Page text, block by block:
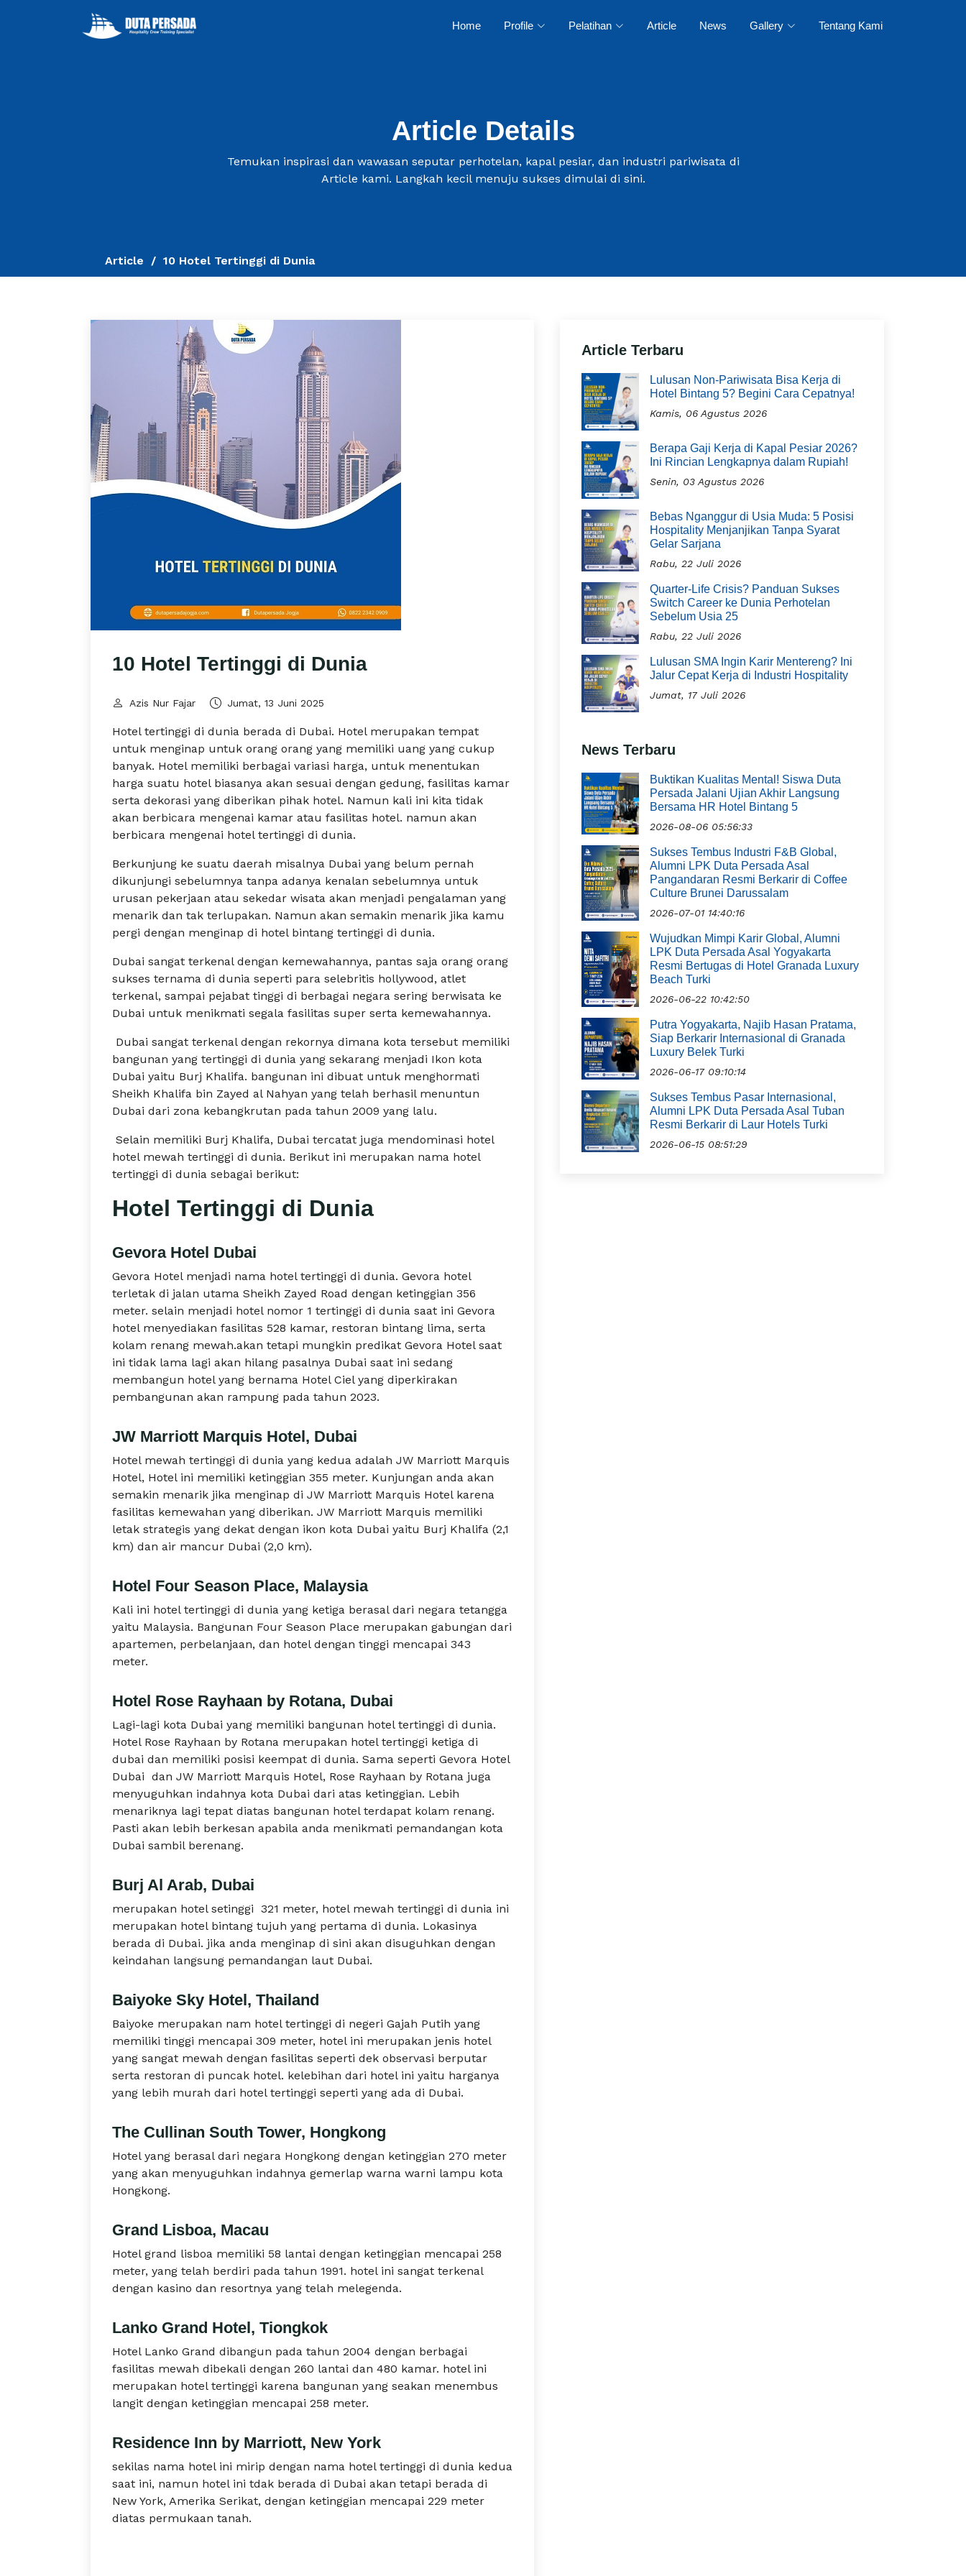
Home Profile Pelatihan Article News Gallery Tentang Kami
Article Details
Temukan inspirasi dan wawasan seputar perhotelan, kapal pesiar, dan industri pariwisata di
Article kami. Langkah kecil menuju sukses dimulai di sini.
Article 10 Hotel Tertinggi di Dunia
10 Hotel Tertinggi di Dunia
Azis Nur Fajar Jumat, 13 Juni 2025
Hotel tertinggi di dunia berada di Dubai. Hotel merupakan tempat
untuk menginap untuk orang orang yang memiliki uang yang cukup
banyak. Hotel memiliki berbagai variasi harga, untuk menentukan
harga suatu hotel biasanya akan sesuai dengan gedung, fasilitas kamar
serta dekorasi yang diberikan pihak hotel. Namun kali ini kita tidak
akan berbicara mengenai kamar atau fasilitas hotel. namun akan
berbicara mengenai hotel tertinggi di dunia.
Berkunjung ke suatu daerah misalnya Dubai yang belum pernah
dikunjungi sebelumnya tanpa adanya kenalan sebelumnya untuk
urusan pekerjaan atau sekedar wisata akan menjadi pengalaman yang
menarik dan tak terlupakan. Namun akan semakin menarik jika kamu
pergi dengan menginap di hotel bintang tertinggi di dunia.
Dubai sangat terkenal dengan kemewahannya, pantas saja orang orang
sukses ternama di dunia seperti para selebritis hollywood, atlet
terkenal, sampai pejabat tinggi di berbagai negara sering berwisata ke
Dubai untuk menikmati segala fasilitas super serta kemewahannya.
Dubai sangat terkenal dengan rekornya dimana kota tersebut memiliki
bangunan yang tertinggi di dunia yang sekarang menjadi Ikon kota
Dubai yaitu Burj Khalifa. bangunan ini dibuat untuk menghormati
Sheikh Khalifa bin Zayed al Nahyan yang telah berhasil menuntun
Dubai dari zona kebangkrutan pada tahun 2009 yang lalu.
Selain memiliki Burj Khalifa, Dubai tercatat juga mendominasi hotel
hotel mewah tertinggi di dunia. Berikut ini merupakan nama hotel
tertinggi di dunia sebagai berikut:
Hotel Tertinggi di Dunia
Gevora Hotel Dubai
Gevora Hotel menjadi nama hotel tertinggi di dunia. Gevora hotel
terletak di jalan utama Sheikh Zayed Road dengan ketinggian 356
meter. selain menjadi hotel nomor 1 tertinggi di dunia saat ini Gevora
hotel menyediakan fasilitas 528 kamar, restoran bintang lima, serta
kolam renang mewah.akan tetapi mungkin predikat Gevora Hotel saat
ini tidak lama lagi akan hilang pasalnya Dubai saat ini sedang
membangun hotel yang bernama Hotel Ciel yang diperkirakan
pembangunan akan rampung pada tahun 2023.
JW Marriott Marquis Hotel, Dubai
Hotel mewah tertinggi di dunia yang kedua adalah JW Marriott Marquis
Hotel, Hotel ini memiliki ketinggian 355 meter. Kunjungan anda akan
semakin menarik jika menginap di JW Marriott Marquis Hotel karena
fasilitas kemewahan yang diberikan. JW Marriott Marquis memiliki
letak strategis yang dekat dengan ikon kota Dubai yaitu Burj Khalifa (2,1
km) dan air mancur Dubai (2,0 km).
Hotel Four Season Place, Malaysia
Kali ini hotel tertinggi di dunia yang ketiga berasal dari negara tetangga
yaitu Malaysia. Bangunan Four Season Place merupakan gabungan dari
apartemen, perbelanjaan, dan hotel dengan tinggi mencapai 343
meter.
Hotel Rose Rayhaan by Rotana, Dubai
Lagi-lagi kota Dubai yang memiliki bangunan hotel tertinggi di dunia.
Hotel Rose Rayhaan by Rotana merupakan hotel tertinggi ketiga di
dubai dan memiliki posisi keempat di dunia. Sama seperti Gevora Hotel
Dubai dan JW Marriott Marquis Hotel, Rose Rayhaan by Rotana juga
menyuguhkan indahnya kota Dubai dari atas ketinggian. Lebih
menariknya lagi tepat diatas bangunan hotel terdapat kolam renang.
Pasti akan lebih berkesan apabila anda menikmati pemandangan kota
Dubai sambil berenang.
Burj Al Arab, Dubai
merupakan hotel setinggi 321 meter, hotel mewah tertinggi di dunia ini
merupakan hotel bintang tujuh yang pertama di dunia. Lokasinya
berada di Dubai. jika anda menginap di sini akan disuguhkan dengan
keindahan langsung pemandangan laut Dubai.
Baiyoke Sky Hotel, Thailand
Baiyoke merupakan nam hotel tertinggi di negeri Gajah Putih yang
memiliki tinggi mencapai 309 meter, hotel ini merupakan jenis hotel
yang sangat mewah dengan fasilitas seperti dek observasi berputar
serta restoran di puncak hotel. kelebihan dari hotel ini yaitu harganya
yang lebih murah dari hotel tertinggi seperti yang ada di Dubai.
The Cullinan South Tower, Hongkong
Hotel yang berasal dari negara Hongkong dengan ketinggian 270 meter
yang akan menyuguhkan indahnya gemerlap warna warni lampu kota
Hongkong.
Grand Lisboa, Macau
Hotel grand lisboa memiliki 58 lantai dengan ketinggian mencapai 258
meter, yang telah berdiri pada tahun 1991. hotel ini sangat terkenal
dengan kasino dan resortnya yang telah melegenda.
Lanko Grand Hotel, Tiongkok
Hotel Lanko Grand dibangun pada tahun 2004 dengan berbagai
fasilitas mewah dibekali dengan 260 lantai dan 480 kamar. hotel ini
merupakan hotel tertinggi karena bangunan yang seakan menembus
langit dengan ketinggian mencapai 258 meter.
Residence Inn by Marriott, New York
sekilas nama hotel ini mirip dengan nama hotel tertinggi di dunia kedua
saat ini, namun hotel ini tdak berada di Dubai akan tetapi berada di
New York, Amerika Serikat, dengan ketinggian mencapai 229 meter
diatas permukaan tanah.
Article Terbaru
Lulusan Non-Pariwisata Bisa Kerja di
Hotel Bintang 5? Begini Cara Cepatnya!
Kamis, 06 Agustus 2026
Berapa Gaji Kerja di Kapal Pesiar 2026?
Ini Rincian Lengkapnya dalam Rupiah!
Senin, 03 Agustus 2026
Bebas Nganggur di Usia Muda: 5 Posisi
Hospitality Menjanjikan Tanpa Syarat
Gelar Sarjana
Rabu, 22 Juli 2026
Quarter-Life Crisis? Panduan Sukses
Switch Career ke Dunia Perhotelan
Sebelum Usia 25
Rabu, 22 Juli 2026
Lulusan SMA Ingin Karir Mentereng? Ini
Jalur Cepat Kerja di Industri Hospitality
Jumat, 17 Juli 2026
News Terbaru
Buktikan Kualitas Mental! Siswa Duta
Persada Jalani Ujian Akhir Langsung
Bersama HR Hotel Bintang 5
2026-08-06 05:56:33
Sukses Tembus Industri F&B Global,
Alumni LPK Duta Persada Asal
Pangandaran Resmi Berkarir di Coffee
Culture Brunei Darussalam
2026-07-01 14:40:16
Wujudkan Mimpi Karir Global, Alumni
LPK Duta Persada Asal Yogyakarta
Resmi Bertugas di Hotel Granada Luxury
Beach Turki
2026-06-22 10:42:50
Putra Yogyakarta, Najib Hasan Pratama,
Siap Berkarir Internasional di Granada
Luxury Belek Turki
2026-06-17 09:10:14
Sukses Tembus Pasar Internasional,
Alumni LPK Duta Persada Asal Tuban
Resmi Berkarir di Laur Hotels Turki
2026-06-15 08:51:29